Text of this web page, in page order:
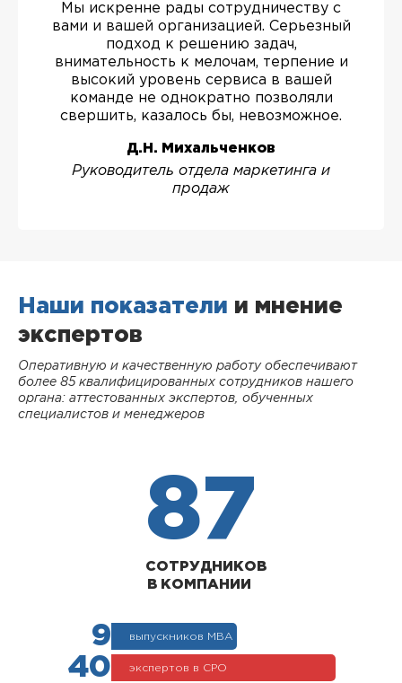
Мы искренне рады сотрудничеству с
вами и вашей организацией. Серьезный
подход к решению задач,
внимательность к мелочам, терпение и
высокий уровень сервиса в вашей
команде не однократно позволяли
свершить, казалось бы, невозможное.
Д.Н. Михальченков
Руководитель отдела маркетинга и
продаж
Наши показатели и мнение
экспертов
Оперативную и качественную работу обеспечивают
более 85 квалифицированных сотрудников нашего
органа: аттестованных экспертов, обученных
специалистов и менеджеров
87
СОТРУДНИКОВ
В КОМПАНИИ
9 выпускников МВА
40 экспертов в СРО